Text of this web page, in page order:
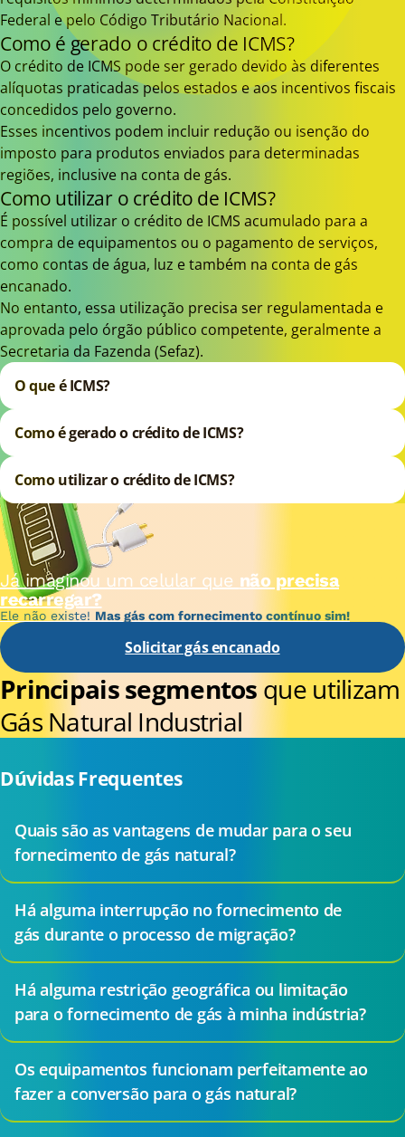
Federal e pelo Código Tributário Nacional.
Como é gerado o crédito de ICMS?
O crédito de ICMS pode ser gerado devido às diferentes
alíquotas praticadas pelos estados e aos incentivos fiscais
concedidos pelo governo.
Esses incentivos podem incluir redução ou isenção do
imposto para produtos enviados para determinadas
regiões, inclusive na conta de gás.
Como utilizar o crédito de ICMS?
É possível utilizar o crédito de ICMS acumulado para a
compra de equipamentos ou o pagamento de serviços,
como contas de água, luz e também na conta de gás
encanado.
No entanto, essa utilização precisa ser regulamentada e
aprovada pelo órgão público competente, geralmente a
Secretaria da Fazenda (Sefaz).
O que é ICMS?
Como é gerado o crédito de ICMS?
Como utilizar o crédito de ICMS?
Já imaginou um celular que não precisa
recarregar?
Ele não existe! Mas gás com fornecimento contínuo sim!
Solicitar gás encanado
Principais segmentos que utilizam
Gás Natural Industrial
Dúvidas Frequentes
Quais são as vantagens de mudar para o seu
fornecimento de gás natural?
Há alguma interrupção no fornecimento de
gás durante o processo de migração?
Há alguma restrição geográfica ou limitação
para o fornecimento de gás à minha indústria?
Os equipamentos funcionam perfeitamente ao
fazer a conversão para o gás natural?